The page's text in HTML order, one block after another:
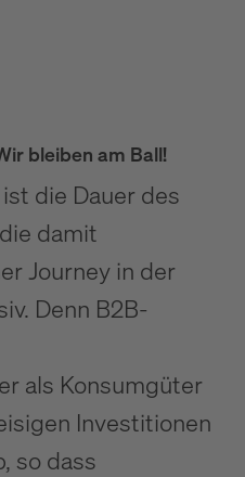
bleiben am Ball!
die Dauer des
damit
Journey in der
Denn B2B-
als Konsumgüter
Investitionen
so dass